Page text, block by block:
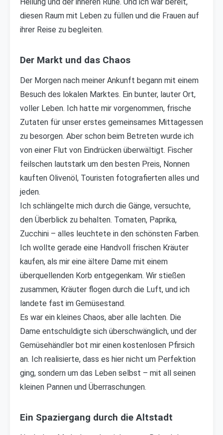
diesen Raum mit Leben zu füllen und die Frauen auf
ihrer Reise zu begleiten.
Der Markt und das Chaos
Der Morgen nach meiner Ankunft begann mit einem
Besuch des lokalen Marktes. Ein bunter, lauter Ort,
voller Leben. Ich hatte mir vorgenommen, frische
Zutaten für unser erstes gemeinsames Mittagessen
zu besorgen. Aber schon beim Betreten wurde ich
von einer Flut von Eindrücken überwältigt. Fischer
feilschen lautstark um den besten Preis, Nonnen
kauften Olivenöl, Touristen fotografierten alles und
jeden.
Ich schlängelte mich durch die Gänge, versuchte,
den Überblick zu behalten. Tomaten, Paprika,
Zucchini – alles leuchtete in den schönsten Farben.
Ich wollte gerade eine Handvoll frischen Kräuter
kaufen, als mir eine ältere Dame mit einem
überquellenden Korb entgegenkam. Wir stießen
zusammen, Kräuter flogen durch die Luft, und ich
landete fast im Gemüsestand.
Es war ein kleines Chaos, aber alle lachten. Die
Dame entschuldigte sich überschwänglich, und der
Gemüsehändler bot mir einen kostenlosen Pfirsich
an. Ich realisierte, dass es hier nicht um Perfektion
ging, sondern um das Leben selbst – mit all seinen
kleinen Pannen und Überraschungen.
Ein Spaziergang durch die Altstadt